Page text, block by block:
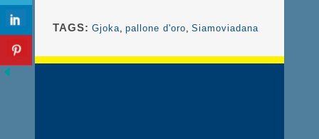
TAGS: Gjoka, pallone d'oro, Siamoviadana